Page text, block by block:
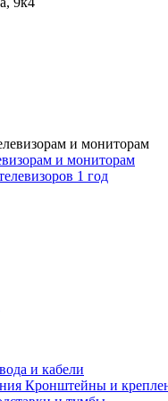
и мониторам
1 год
и кабели
Кронштейны и